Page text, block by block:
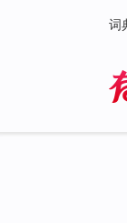
词